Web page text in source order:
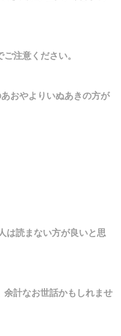
注意ください。
おやよりいぬあきの方が
は読まない方が良いと思
計なお世話かもしれませ